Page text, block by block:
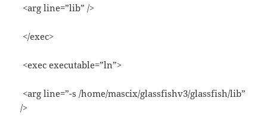
<arg line=”lib” />
</exec>
<exec executable=”ln”>
<arg line=”-s /home/mascix/glassfishv3/glassfish/lib”
/>